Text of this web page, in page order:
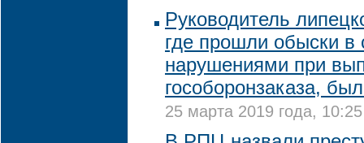
Руководитель
где прошли обыски в
нарушениями при
гособоронзаказа,
25 марта 2019 года, 10:25